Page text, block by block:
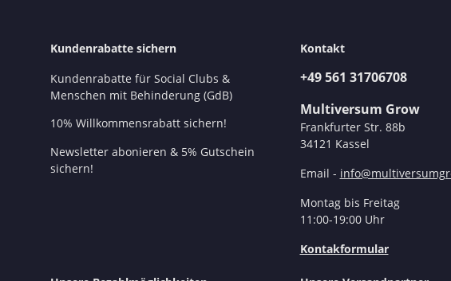
Kundenrabatte sichern
Kundenrabatte für Social Clubs &
Menschen mit Behinderung (GdB)
10% Willkommensrabatt sichern!
Newsletter abonieren & 5% Gutschein
sichern!
Kontakt
+49 561 31706708
Multiversum Grow
Frankfurter Str. 88b
34121 Kassel
Email -
Montag bis Freitag
11:00-19:00 Uhr
Kontakformular